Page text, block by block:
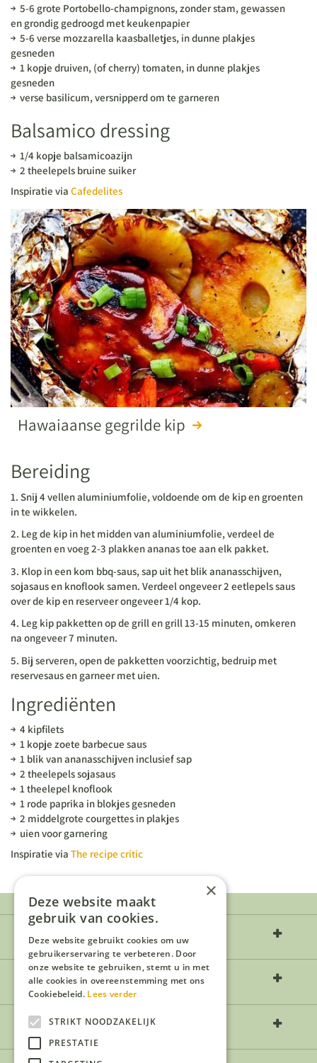
5-6 grote Portobello-champignons, zonder stam, gewassen
en grondig gedroogd met keukenpapier
5-6 verse mozzarella kaasballetjes, in dunne plakjes
gesneden
1 kopje druiven, (of cherry) tomaten, in dunne plakjes
gesneden
verse basilicum, versnipperd om te garneren
Balsamico dressing
1/4 kopje balsamicoazijn
2 theelepels bruine suiker
Inspiratie via Cafedelites
Hawaiaanse gegrilde kip
Bereiding
1. Snij 4 vellen aluminiumfolie, voldoende om de kip en groenten
in te wikkelen.
2. Leg de kip in het midden van aluminiumfolie, verdeel de
groenten en voeg 2-3 plakken ananas toe aan elk pakket.
3. Klop in een kom bbq-saus, sap uit het blik ananasschijven,
sojasaus en knoflook samen. Verdeel ongeveer 2 eetlepels saus
over de kip en reserveer ongeveer 1/4 kop.
4. Leg kip pakketten op de grill en grill 13-15 minuten, omkeren
na ongeveer 7 minuten.
5. Bij serveren, open de pakketten voorzichtig, bedruip met
reservesaus en garneer met uien.
Ingrediënten
4 kipfilets
1 kopje zoete barbecue saus
1 blik van ananasschijven inclusief sap
2 theelepels sojasaus
1 theelepel knoflook
1 rode paprika in blokjes gesneden
2 middelgrote courgettes in plakjes
uien voor garnering
Inspiratie via The recipe critic
Over ons
Openingstijden
Contact
×
Deze website maakt
gebruik van cookies.
Deze website gebruikt cookies om uw
gebruikerservaring te verbeteren. Door
onze website te gebruiken, stemt u in met
alle cookies in overeenstemming met ons
Cookiebeleid. Lees verder
STRIKT NOODZAKELIJK
PRESTATIE